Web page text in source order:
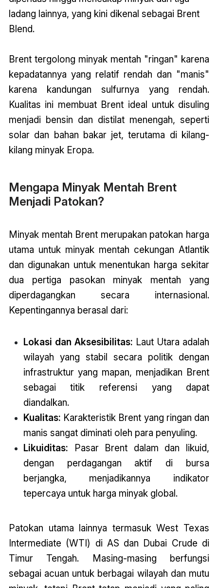
ladang lainnya, yang kini dikenal sebagai Brent
Blend.
Brent tergolong minyak mentah "ringan" karena
kepadatannya yang relatif rendah dan "manis"
karena kandungan sulfurnya yang rendah.
Kualitas ini membuat Brent ideal untuk disuling
menjadi bensin dan distilat menengah, seperti
solar dan bahan bakar jet, terutama di kilang-
kilang minyak Eropa.
Mengapa Minyak Mentah Brent
Menjadi Patokan?
Minyak mentah Brent merupakan patokan harga
utama untuk minyak mentah cekungan Atlantik
dan digunakan untuk menentukan harga sekitar
dua pertiga pasokan minyak mentah yang
diperdagangkan secara internasional.
Kepentingannya berasal dari:
Lokasi dan Aksesibilitas: Laut Utara adalah
wilayah yang stabil secara politik dengan
infrastruktur yang mapan, menjadikan Brent
sebagai titik referensi yang dapat
diandalkan.
Kualitas: Karakteristik Brent yang ringan dan
manis sangat diminati oleh para penyuling.
Likuiditas: Pasar Brent dalam dan likuid,
dengan perdagangan aktif di bursa
berjangka, menjadikannya indikator
tepercaya untuk harga minyak global.
Patokan utama lainnya termasuk West Texas
Intermediate (WTI) di AS dan Dubai Crude di
Timur Tengah. Masing-masing berfungsi
sebagai acuan untuk berbagai wilayah dan mutu